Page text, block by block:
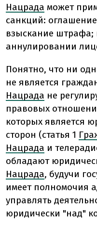
Нацрада может
санкций:
взыскание штрафа;
аннулировании
Понятно, что ни
не является
Нацрада не
правовых
которых является
сторон (статья 1
Нацрада и
обладают
Нацрада, будучи
имеет полномочия
управлять
юридически "над"